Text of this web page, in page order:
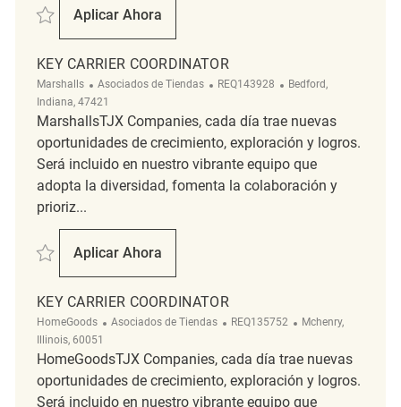
Salvar Key Carrier Coordinator REQ136882
Aplicar Ahora
Key Carrier Coordinator
KEY CARRIER COORDINATOR
Marshalls Categoría
Asociados de Tiendas ReqId
REQ143928 Ubicación
Bedford,
Indiana, 47421
MarshallsTJX Companies, cada día trae nuevas
oportunidades de crecimiento, exploración y logros.
Será incluido en nuestro vibrante equipo que
adopta la diversidad, fomenta la colaboración y
prioriz...
Salvar Key Carrier Coordinator REQ143928
Aplicar Ahora
Key Carrier Coordinator
KEY CARRIER COORDINATOR
HomeGoods Categoría
Asociados de Tiendas ReqId
REQ135752 Ubicación
Mchenry,
Illinois, 60051
HomeGoodsTJX Companies, cada día trae nuevas
oportunidades de crecimiento, exploración y logros.
Será incluido en nuestro vibrante equipo que